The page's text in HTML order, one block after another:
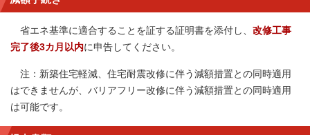
省エネ基準に適合することを証する証明書を添付し、 改修工事
完了後3カ月以内に申告してください。
注：新築住宅軽減、住宅耐震改修に伴う減額措置との同時適用
はできませんが、バリアフリー改修に伴う減額措置との同時適用
は可能です。